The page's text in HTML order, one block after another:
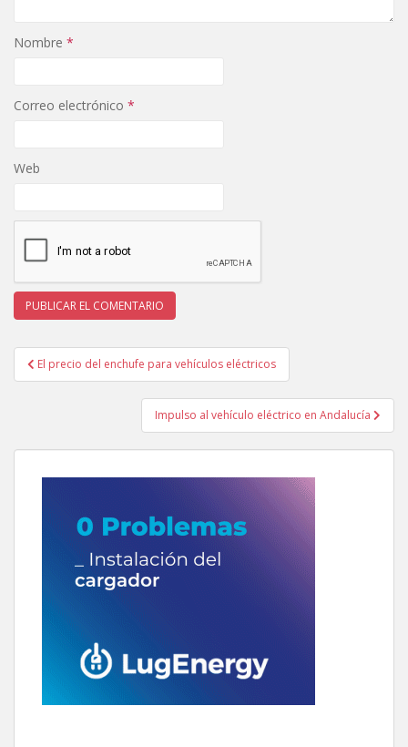
Nombre *
Correo electrónico *
Web
Navegación
de
El precio del enchufe para vehículos eléctricos
Impulso al vehículo eléctrico en Andalucía